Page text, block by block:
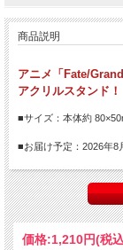
商品説明
アニメ「Fate/
アクリルスタンド！
■サイズ：本体約
■お届け予定：2026年8
【ご注意】
※こちらの商品はクレ
※こちらの商品はご注
ご了承ください。
※他の商品を一緒にご
す。
価格:1,210円(税